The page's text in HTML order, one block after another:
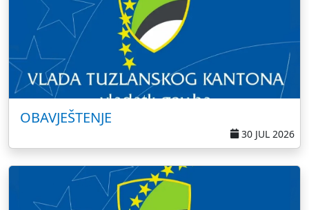
OBAVJEŠTENJE
30 JUL 2026